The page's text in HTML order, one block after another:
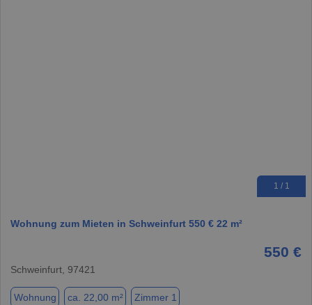
1 / 1
Wohnung zum Mieten in Schweinfurt 550 € 22 m²
550 €
Schweinfurt, 97421
Wohnung ca. 22,00 m² Zimmer 1